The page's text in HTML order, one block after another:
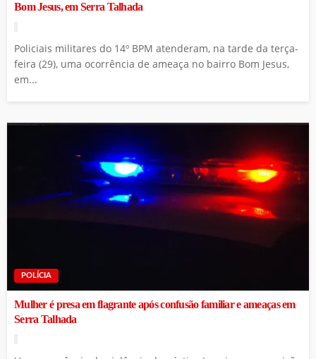
Bom Jesus, em Serra Talhada
Policiais militares do 14º BPM atenderam, na tarde da terça-
feira (29), uma ocorrência de ameaça no bairro Bom Jesus,
em...
POLÍCIA
Mulher é presa em flagrante após confusão familiar e ameaças em
Serra Talhada